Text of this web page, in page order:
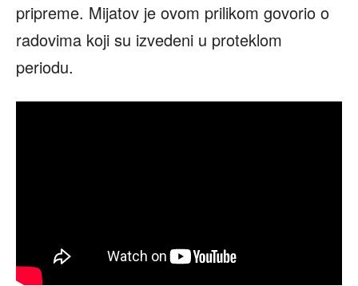
pripreme. Mijatov je ovom prilikom govorio o
radovima koji su izvedeni u proteklom
periodu.